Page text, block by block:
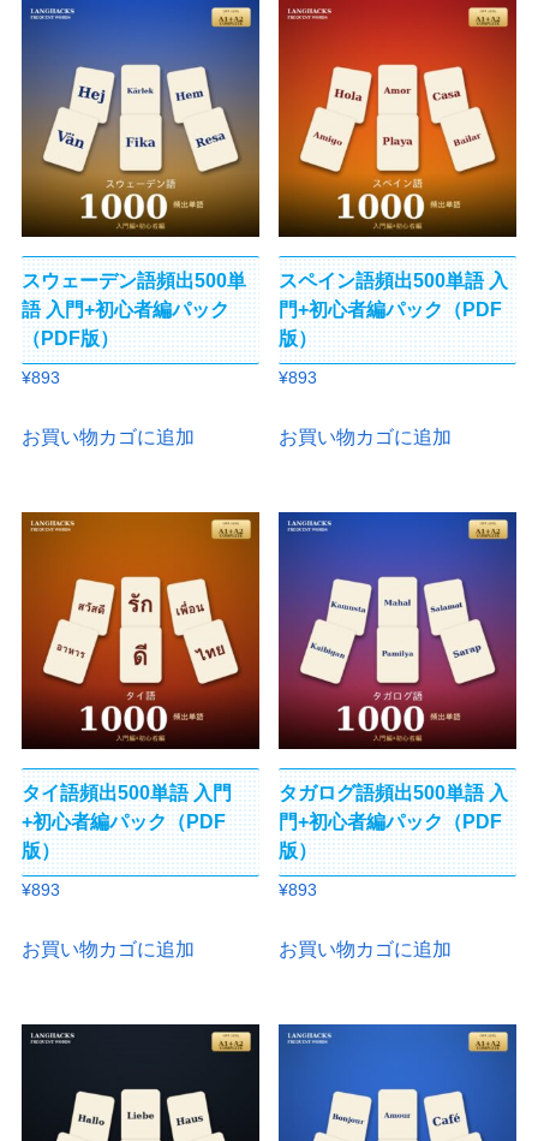
スウェーデン語頻出500単
語 入門+初心者編パック
（PDF版）
¥893
お買い物カゴに追加
スペイン語頻出500単語 入
門+初心者編パック（PDF
版）
¥893
お買い物カゴに追加
タイ語頻出500単語 入門
+初心者編パック（PDF
版）
¥893
お買い物カゴに追加
タガログ語頻出500単語 入
門+初心者編パック（PDF
版）
¥893
お買い物カゴに追加